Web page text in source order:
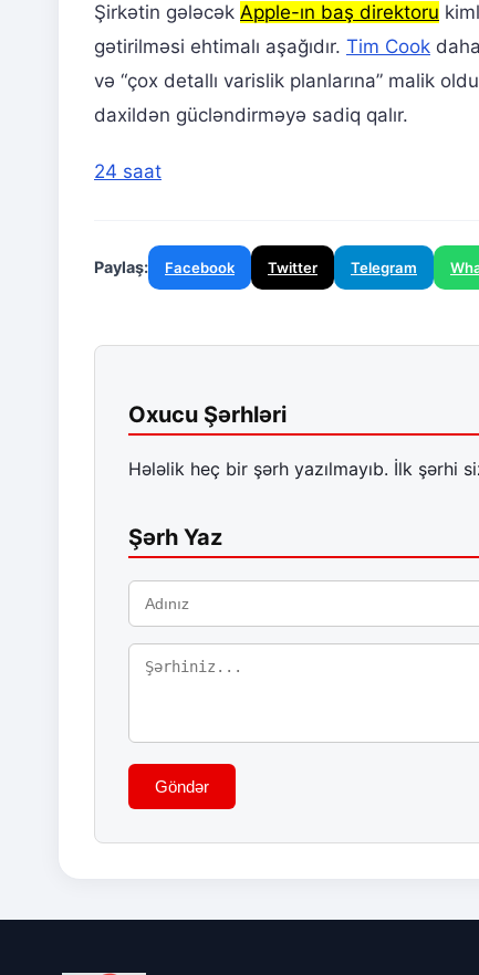
Şirkətin gələcək Apple-ın baş direktoru
gətirilməsi ehtimalı aşağıdır. Tim Cook
və “çox detallı varislik planlarına” malik
daxildən gücləndirməyə sadiq qalır.
24 saat
Paylaş: Facebook Twitter Telegram
Oxucu Şərhləri
Hələlik heç bir şərh yazılmayıb. İlk şərhi
Şərh Yaz
Göndər